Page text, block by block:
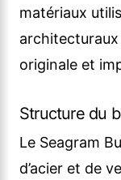
matériaux
originale et
Structure du
Le Seagram
d’acier et de